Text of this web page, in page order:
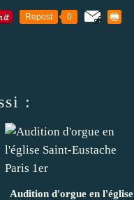
Repost 0
:
Audition d'orgue en l'église